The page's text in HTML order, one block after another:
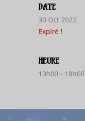
DATE
30 Oct 2022
Expiré !
HEURE
10h00 - 18h00